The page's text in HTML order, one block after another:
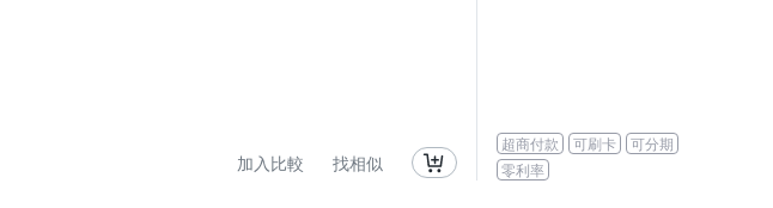
加入比較 找相似
超商付款 可刷卡
可分期
零利率